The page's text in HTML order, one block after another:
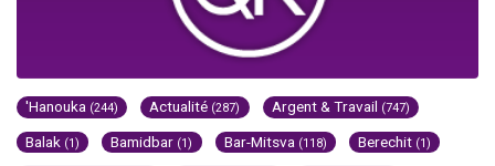
'Hanouka (244) Actualité (287) Argent & Travail (747)
Balak (1) Bamidbar (1) Bar-Mitsva (118) Berechit (1)